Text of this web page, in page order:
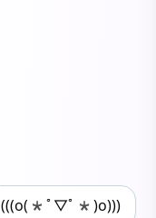
(((o(*ﾟ▽ﾟ*)o)))